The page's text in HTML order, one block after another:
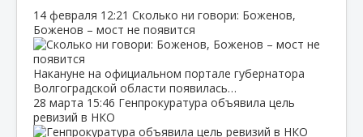
14 февраля 12:21 Сколько ни говори: Боженов,
Боженов – мост не появится
Накануне на официальном портале губернатора
Волгоградской области появилась…
28 марта 15:46 Генпрокуратура объявила цель
ревизий в НКО